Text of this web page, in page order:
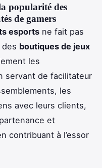
popularité des
de gamers
esports ne fait pas
boutiques de jeux
les
servant de facilitateur
les
avec leurs clients,
et
contribuant à l’essor